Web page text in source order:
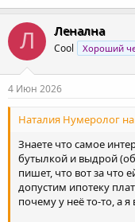
Л Ленална
Cool Хороший
4 Июн 2026
Наталия Нумеролог
Знаете что самое
бутылкой и выдрой
пишет, что вот за что
допустим ипотеку
почему у неё то-то, а